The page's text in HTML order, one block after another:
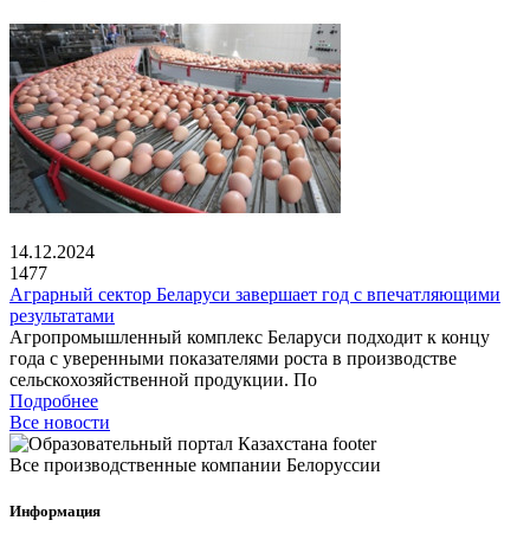
14.12.2024
1477
Аграрный сектор Беларуси завершает год с впечатляющими
результатами
Агропромышленный комплекс Беларуси подходит к концу
года с уверенными показателями роста в производстве
сельскохозяйственной продукции. По
Подробнее
Все новости
Все производственные компании Белоруссии
Информация